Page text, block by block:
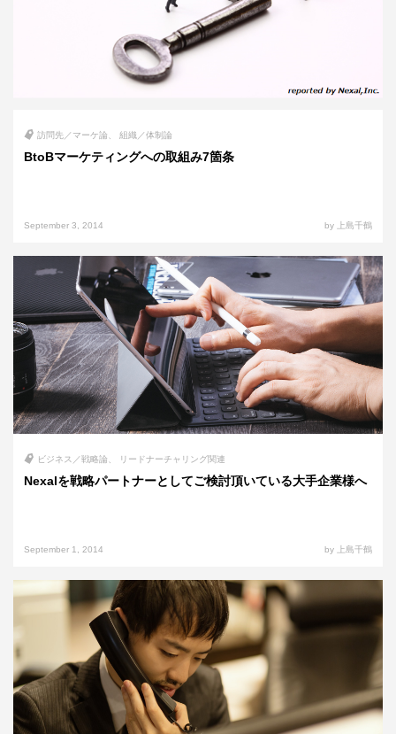
訪問先／マーケ論 組織／体制論
BtoBマーケティングへの取組み7箇条
September 3, 2014 by 上島千鶴
ビジネス／戦略論 リードナーチャリング関連
Nexalを戦略パートナーとしてご検討頂いている大手企業様へ
September 1, 2014 by 上島千鶴